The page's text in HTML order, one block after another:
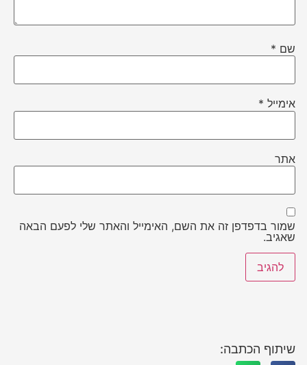
שם *
אימייל *
אתר
שמור בדפדפן זה את השם, האימייל והאתר שלי לפעם הבאה
שאגיב.
שיתוף הכתבה: